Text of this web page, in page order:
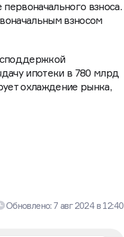
взноса.
взносом
ипотеки в 780 млрд
охлаждение рынка,
Обновлено:7 авг 2024в 12:40